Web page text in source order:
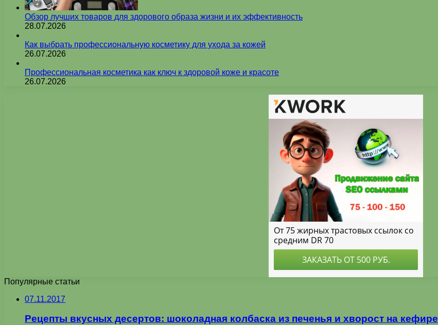
Обзор лучших товаров для здорового образа жизни и их эффективность
28.07.2026
Как выбрать профессиональную косметику для ухода за кожей
26.07.2026
Профессиональная косметика как ключ к здоровой коже и красоте
26.07.2026
Популярные статьи
07.11.2017
Рецепты вкусных десертов: шоколадная колбаска из печенья и хворост на кефире